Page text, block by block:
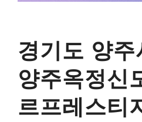
경기도 양
양주옥정신
르프레스티